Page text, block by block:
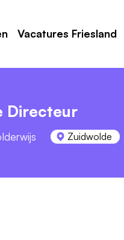
Vacatures Friesland
Directeur
Zuidwolde